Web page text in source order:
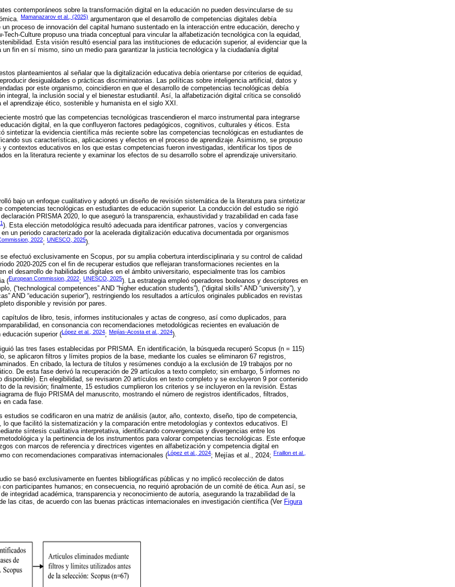
contemporáneos sobre la transformación digital en la educación no pueden desvincularse de su
Mamanazarov et al., (2025) argumentaron que el desarrollo de competencias digitales debía
proceso de innovación del capital humano sustentado en la interacción entre educación, derecho y
Tech-Culture propuso una triada conceptual para vincular la alfabetización tecnológica con la equidad,
Esta visión resultó esencial para las instituciones de educación superior, al evidenciar que la
un fin en sí mismo, sino un medio para garantizar la justicia tecnológica y la ciudadanía digital
planteamientos al señalar que la digitalización educativa debía orientarse por criterios de equidad,
desigualdades o prácticas discriminatorias. Las políticas sobre inteligencia artificial, datos y
por este organismo, coincidieron en que el desarrollo de competencias tecnológicas debía
integral, la inclusión social y el bienestar estudiantil. Así, la alfabetización digital crítica se consolidó
el aprendizaje ético, sostenible y humanista en el siglo XXI.
mostró que las competencias tecnológicas trascendieron el marco instrumental para integrarse
digital, en la que confluyeron factores pedagógicos, cognitivos, culturales y éticos. Esta
sintetizar la evidencia científica más reciente sobre las competencias tecnológicas en estudiantes de
sus características, aplicaciones y efectos en el proceso de aprendizaje. Asimismo, se propuso
y contextos educativos en los que estas competencias fueron investigadas, identificar los tipos de
en la literatura reciente y examinar los efectos de su desarrollo sobre el aprendizaje universitario.
bajo un enfoque cualitativo y adoptó un diseño de revisión sistemática de la literatura para sintetizar
competencias tecnológicas en estudiantes de educación superior. La conducción del estudio se rigió
PRISMA 2020, lo que aseguró la transparencia, exhaustividad y trazabilidad en cada fase
). Esta elección metodológica resultó adecuada para identificar patrones, vacíos y convergencias
un periodo caracterizado por la acelerada digitalización educativa documentada por organismos
2022; UNESCO, 2025).
efectuó exclusivamente en Scopus, por su amplia cobertura interdisciplinaria y su control de calidad
2020-2025 con el fin de recuperar estudios que reflejaran transformaciones recientes en la
el desarrollo de habilidades digitales en el ámbito universitario, especialmente tras los cambios
(European Commission, 2022; UNESCO, 2025). La estrategia empleó operadores booleanos y descriptores en
(“technological competences” AND “higher education students”), (“digital skills” AND “university”), y
AND “educación superior”), restringiendo los resultados a artículos originales publicados en revistas
disponible y revisión por pares.
de libro, tesis, informes institucionales y actas de congreso, así como duplicados, para
en consonancia con recomendaciones metodológicas recientes en evaluación de
superior (López et al., 2024; Mejías-Acosta et al., 2024).
las tres fases establecidas por PRISMA. En identificación, la búsqueda recuperó Scopus (n = 115)
se aplicaron filtros y límites propios de la base, mediante los cuales se eliminaron 67 registros,
En cribado, la lectura de títulos y resúmenes condujo a la exclusión de 19 trabajos por no
De esta fase derivó la recuperación de 29 artículos a texto completo; sin embargo, 5 informes no
disponible). En elegibilidad, se revisaron 20 artículos en texto completo y se excluyeron 9 por contenido
de la revisión; finalmente, 15 estudios cumplieron los criterios y se incluyeron en la revisión. Estas
de flujo PRISMA del manuscrito, mostrando el número de registros identificados, filtrados,
cada fase.
estudios se codificaron en una matriz de análisis (autor, año, contexto, diseño, tipo de competencia,
lo que facilitó la sistematización y la comparación entre metodologías y contextos educativos. El
síntesis cualitativa interpretativa, identificando convergencias y divergencias entre los
y la pertinencia de los instrumentos para valorar competencias tecnológicas. Este enfoque
con marcos de referencia y directrices vigentes en alfabetización y competencia digital en
con recomendaciones comparativas internacionales (López et al., 2024; Mejías et al., 2024; Fraillon et al.,
se basó exclusivamente en fuentes bibliográficas públicas y no implicó recolección de datos
participantes humanos; en consecuencia, no requirió aprobación de un comité de ética. Aun así, se
integridad académica, transparencia y reconocimiento de autoría, asegurando la trazabilidad de la
las citas, de acuerdo con las buenas prácticas internacionales en investigación científica (Ver Figura